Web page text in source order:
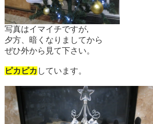
写真はイマイチですが,
夕方、暗くなりましてから
ぜひ外から見て下さい。
ピカピカ しています。